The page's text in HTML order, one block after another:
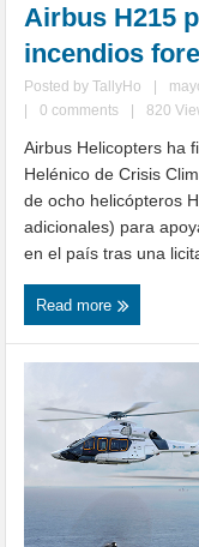
Airbus H215
incendios
Posted byTallyHo
0 comments 820
Airbus Helicopters ha
Helénico de Crisis
de ocho helicópteros
adicionales) para
en el país tras una
Read more